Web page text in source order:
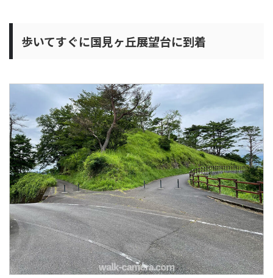
歩いてすぐに国見ヶ丘展望台に到着